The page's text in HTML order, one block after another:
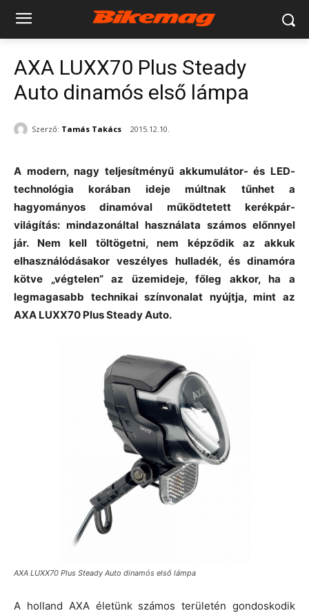
AXA LUXX70 Plus Steady
Auto dinamós első lámpa
Szerző: Tamás Takács 2015.12.10.
A modern, nagy teljesítményű akkumulátor- és LED-
technológia korában ideje múltnak tűnhet a
hagyományos dinamóval működtetett kerékpár-
világítás: mindazonáltal használata számos előnnyel
jár. Nem kell töltögetni, nem képződik az akkuk
elhasználódásakor veszélyes hulladék, és dinamóra
kötve „végtelen” az üzemideje, főleg akkor, ha a
legmagasabb technikai színvonalat nyújtja, mint az
AXA LUXX70 Plus Steady Auto.
AXA LUXX70 Plus Steady Auto dinamós első lámpa
A holland AXA életünk számos területén gondoskodik